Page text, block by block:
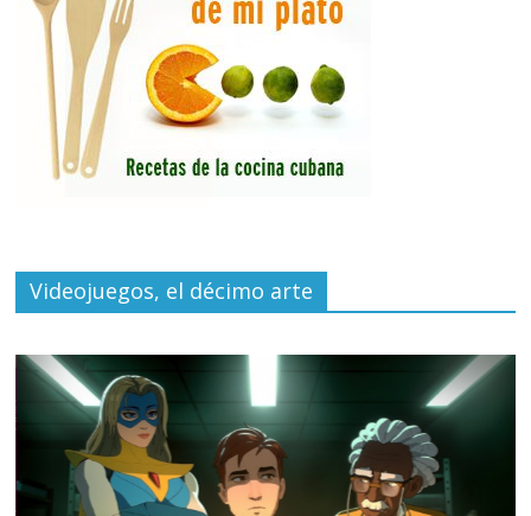
Videojuegos, el décimo arte